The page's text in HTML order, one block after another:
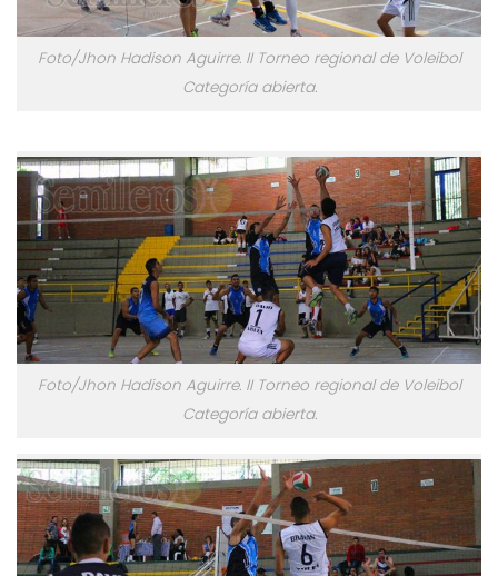
Foto/Jhon Hadison Aguirre. II Torneo regional de Voleibol
Categoría abierta.
Foto/Jhon Hadison Aguirre. II Torneo regional de Voleibol
Categoría abierta.